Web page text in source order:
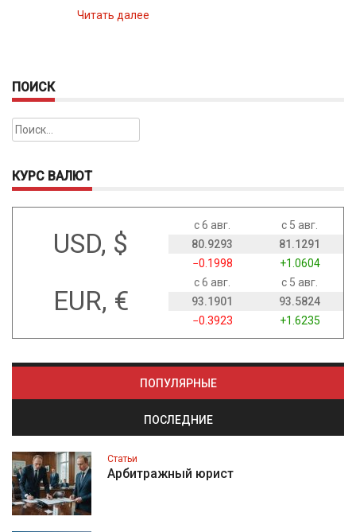
Читать далее
ПОИСК
Найти:
КУРС ВАЛЮТ
USD, $
с 6 авг.
с 5 авг.
80.9293
81.1291
−0.1998
+1.0604
EUR, €
с 6 авг.
с 5 авг.
93.1901
93.5824
−0.3923
+1.6235
ПОПУЛЯРНЫЕ
ПОСЛЕДНИЕ
Статьи
Арбитражный юрист